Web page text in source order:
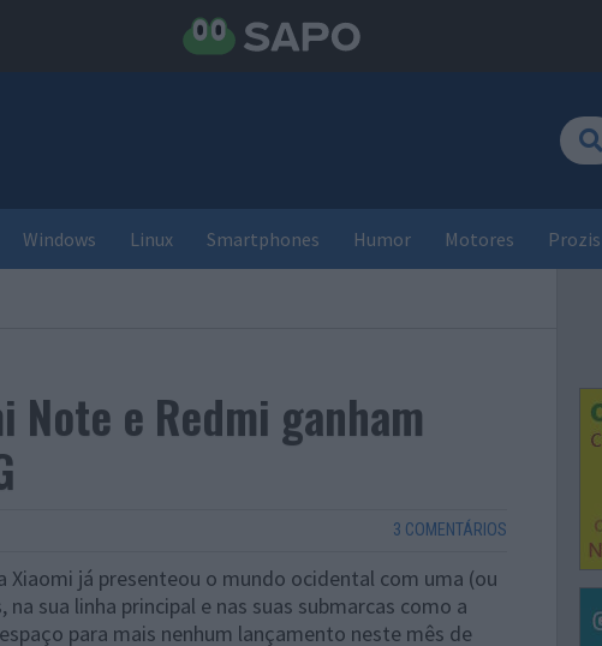
Windows Linux Smartphones Humor Motores Prozis
Note e Redmi ganham
3 COMENTÁRIOS
já presenteou o mundo ocidental com uma (ou
sua linha principal e nas suas submarcas como a
para mais nenhum lançamento neste mês de